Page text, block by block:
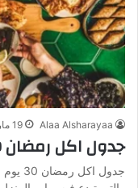
Alaa Alsharayaa 19 مارس، 2025
جدول اكل رمضان 30 يوم
جدول